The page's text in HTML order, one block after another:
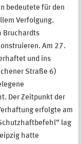
bedeutete für den
Verfolgung.
Bruchardts
Am 27.
und ins
Straße 6)
Der Zeitpunkt der
erfolgte am
lag
hatte